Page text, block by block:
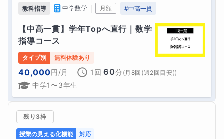
教科指導 中学数学 月額 #中高一貫
【中高一貫】学年Topへ直行｜数学
指導コース
タイプ別 無料体験あり
40,000円/月 1回 60分 (月8回(週2回目安))
中学1〜3年生
残り3枠
授業の見える化機能 対応